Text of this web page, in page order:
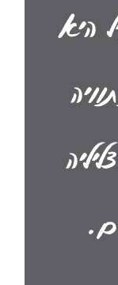
היא